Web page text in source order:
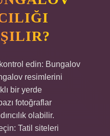
edin: Bungalov
resimlerini
bir yerde
fotoğraflar
olabilir.
Tatil siteleri